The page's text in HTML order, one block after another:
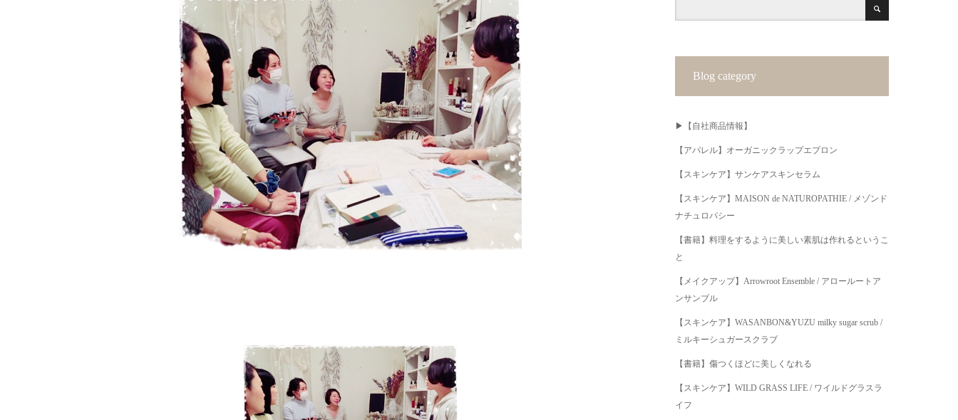
Blog category
▶︎【自社商品情報】
【アパレル】オーガニックラップエプロン
【スキンケア】サンケアスキンセラム
【スキンケア】MAISON de NATUROPATHIE / メゾンド
ナチュロパシー
【書籍】料理をするように美しい素肌は作れるというこ
と
【メイクアップ】Arrowroot Ensemble / アロールートア
ンサンブル
【スキンケア】WASANBON&YUZU milky sugar scrub /
ミルキーシュガースクラブ
【書籍】傷つくほどに美しくなれる
【スキンケア】WILD GRASS LIFE / ワイルドグラスラ
イフ